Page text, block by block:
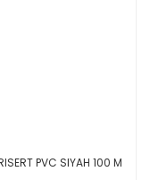
PVC SIYAH 100 M